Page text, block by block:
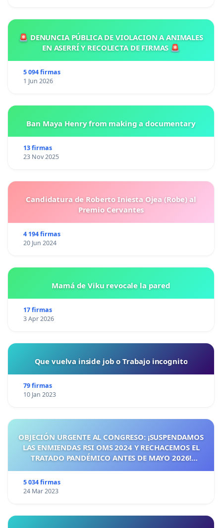
🚨 DENUNCIA PÚBLICA DE VIOLACION A ANIMALES
EN ASERRÍ Y RECOLECTA DE FIRMAS 🚨
5 094 firmas
1 Jun 2026
Ban Maya Henry from making a documentary
13 firmas
23 Nov 2025
Candidatura de Roberto Iniesta Ojea (Robe) al
Premio Cervantes
4 194 firmas
20 Jun 2024
Mamá de Viku revocale la pared
17 firmas
3 Apr 2026
Que vuelva inside job o Trabajo incognito
79 firmas
10 Jan 2023
OBJECIÓN URGENTE AL CONGRESO: ¡SUSPENDAMOS
LAS ENMIENDAS RSI OMS 2024 Y RECHACEMOS EL
TRATADO PANDÉMICO ANTES DE MAYO 2026!
5 034 firmas
24 Mar 2023